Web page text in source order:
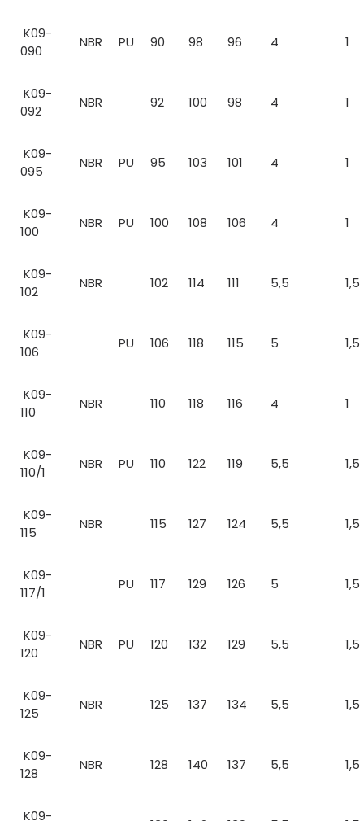
K09-
090
NBR PU 90 98 96 4 1
K09-
092
NBR 92 100 98 4 1
K09-
095
NBR PU 95 103 101 4 1
K09-
100
NBR PU 100 108 106 4 1
K09-
102
NBR 102 114 111 5,5 1,5
K09-
106
PU 106 118 115 5 1,5
K09-
110
NBR 110 118 116 4 1
K09-
110/1
NBR PU 110 122 119 5,5 1,5
K09-
115
NBR 115 127 124 5,5 1,5
K09-
117/1
PU 117 129 126 5 1,5
K09-
120
NBR PU 120 132 129 5,5 1,5
K09-
125
NBR 125 137 134 5,5 1,5
K09-
128
NBR 128 140 137 5,5 1,5
K09-